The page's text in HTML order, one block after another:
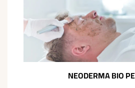
NEODERMA BIO